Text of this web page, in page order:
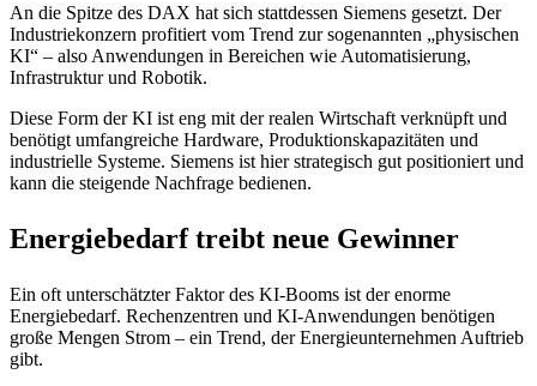
An die Spitze des DAX hat sich stattdessen Siemens gesetzt. Der
Industriekonzern profitiert vom Trend zur sogenannten „physischen
KI“ – also Anwendungen in Bereichen wie Automatisierung,
Infrastruktur und Robotik.
Diese Form der KI ist eng mit der realen Wirtschaft verknüpft und
benötigt umfangreiche Hardware, Produktionskapazitäten und
industrielle Systeme. Siemens ist hier strategisch gut positioniert und
kann die steigende Nachfrage bedienen.
Energiebedarf treibt neue Gewinner
Ein oft unterschätzter Faktor des KI-Booms ist der enorme
Energiebedarf. Rechenzentren und KI-Anwendungen benötigen
große Mengen Strom – ein Trend, der Energieunternehmen Auftrieb
gibt.